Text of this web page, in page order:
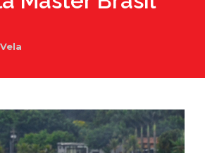
Vela